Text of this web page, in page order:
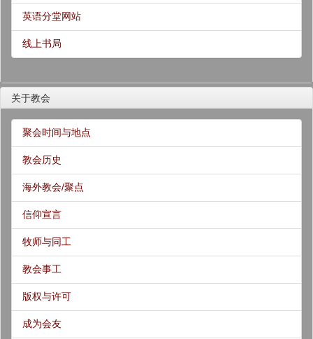
英语分堂网站
线上书局
关于教会
聚会时间与地点
教会历史
海外教会/聚点
信仰宣言
牧师与同工
教会事工
版权与许可
成为会友